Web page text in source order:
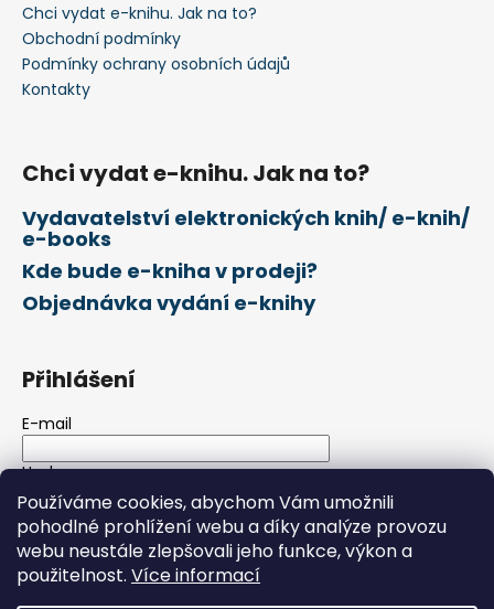
Používáme cookies, abychom Vám umožnili
pohodlné prohlížení webu a díky analýze provozu
webu neustále zlepšovali jeho funkce, výkon a
použitelnost. Více informací
Chci vydat e-knihu. Jak na to?
Obchodní podmínky
Podmínky ochrany osobních údajů
Kontakty
Chci vydat e-knihu. Jak na to?
Vydavatelství elektronických knih/ e-knih/
e-books
Kde bude e-kniha v prodeji?
Objednávka vydání e-knihy
Přihlášení
E-mail
Heslo
PŘIHLÁSIT SE
Nová registraceZapomenuté heslo